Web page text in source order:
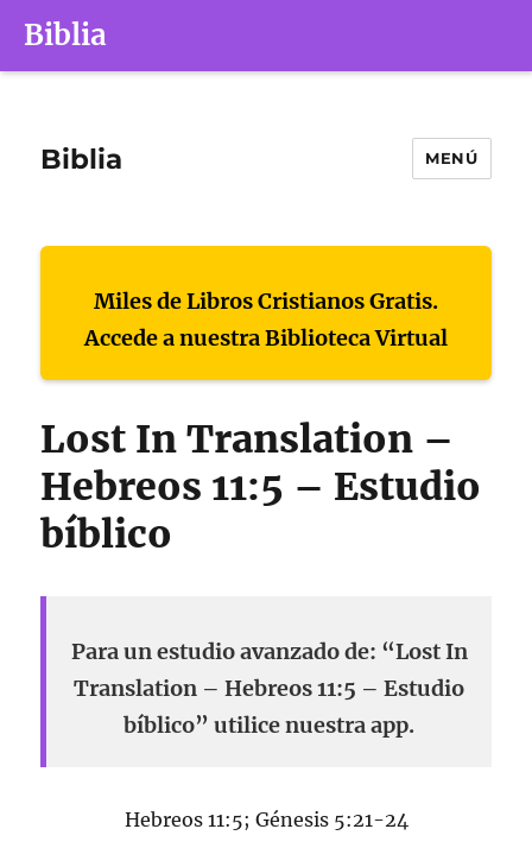
Biblia
Biblia MENÚ
Miles de Libros Cristianos Gratis.
Accede a nuestra Biblioteca Virtual
Lost In Translation –
Hebreos 11:5 – Estudio
bíblico
Para un estudio avanzado de: “Lost In
Translation – Hebreos 11:5 – Estudio
bíblico” utilice nuestra app.
Hebreos 11:5; Génesis 5:21-24